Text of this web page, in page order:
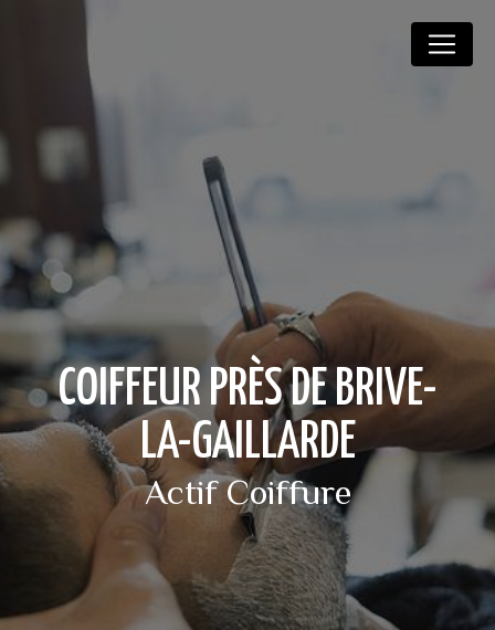
COIFFEUR PRÈS DE BRIVE-
LA-GAILLARDE
Actif Coiffure